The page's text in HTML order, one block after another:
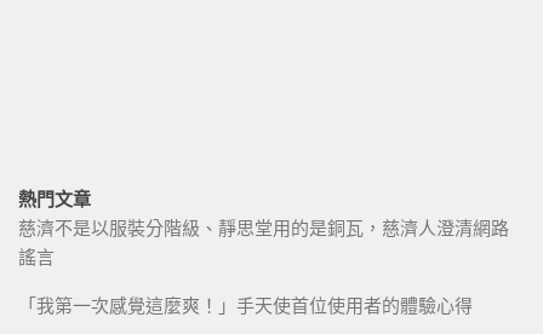
熱門文章
慈濟不是以服裝分階級、靜思堂用的是銅瓦，慈濟人澄清網路
謠言
「我第一次感覺這麼爽！」手天使首位使用者的體驗心得